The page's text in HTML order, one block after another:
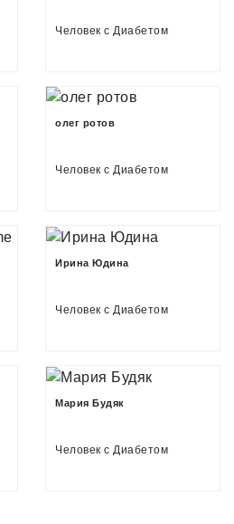
Человек с Диабетом
олег ротов
Человек с Диабетом
Ирина Юдина
Человек с Диабетом
Мария Будяк
Человек с Диабетом